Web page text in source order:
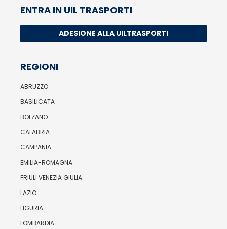
ENTRA IN UIL TRASPORTI
ADESIONE ALLA UILTRASPORTI
REGIONI
ABRUZZO
BASILICATA
BOLZANO
CALABRIA
CAMPANIA
EMILIA-ROMAGNA
FRIULI VENEZIA GIULIA
LAZIO
LIGURIA
LOMBARDIA